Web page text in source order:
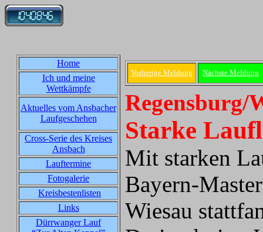
Home
Ich und meine
Wettkämpfe
Aktuelles vom Ansbacher
Laufgeschehen
Cross-Serie des Kreises
Ansbach
Lauftermine
Fotogalerie
Kreisbestenlisten
Links
Dürrwanger Lauf
Vorherige Meldung Nächste Meldung
Regensburg/
Starke
Mit starken
Bayern-
Wiesau